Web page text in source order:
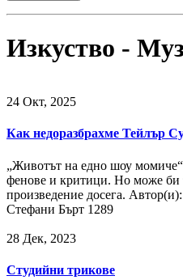
Изкуство -
24 Окт, 2025
Как недоразбрахме Тейлър
„Животът на едно шоу
фенове и критици. Но може би
произведение досега.
Стефани Бърт 1289
28 Дек, 2023
Студийни трикове